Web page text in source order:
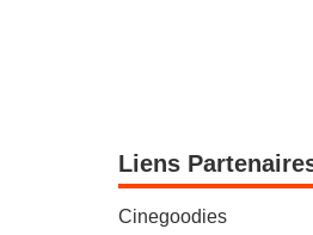
Liens
Cinegoodies